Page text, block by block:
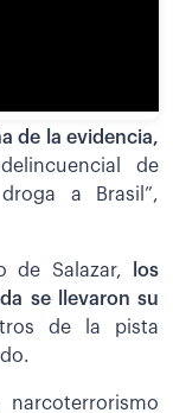
de la evidencia,
de
a Brasil”,
de Salazar,
los
se llevaron su
de la pista